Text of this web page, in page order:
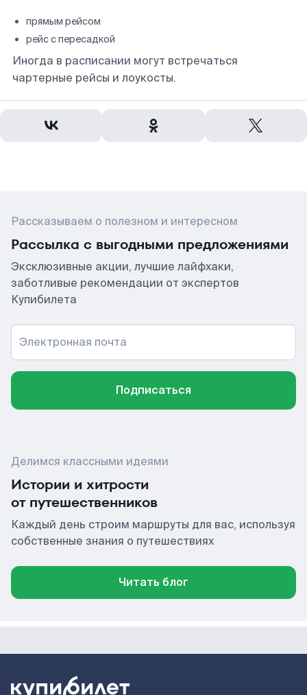
прямым рейсом
рейс с пересадкой
Иногда в расписании могут встречаться
чартерные рейсы и лоукосты.
Рассказываем о полезном и интересном
Рассылка с выгодными предложениями
Эксклюзивные акции, лучшие лайфхаки,
заботливые рекомендации от экспертов
Купибилета
Электронная почта
Подписаться
Делимся классными идеями
Истории и хитрости
от путешественников
Каждый день строим маршруты для вас, используя
собственные знания о путешествиях
Читать блог